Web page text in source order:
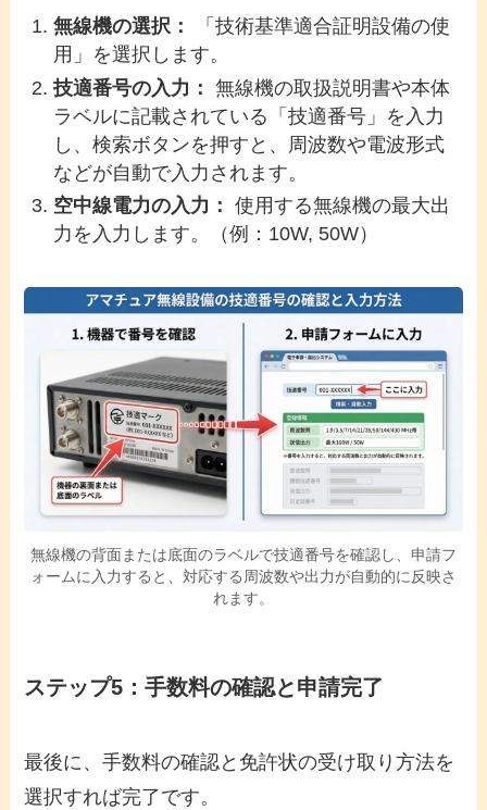
無線機の選択：
「技術基準適合証明設備の使
用」を選択します。
技適番号の入力： 無線機の取扱説明書や本体
ラベルに記載されている「技適番号」を入力
し、検索ボタンを押すと、周波数や電波形式
などが自動で入力されます。
空中線電力の入力： 使用する無線機の最大出
力を入力します。（例：10W, 50W）
無線機の背面または底面のラベルで技適番号を確認し、申請フ
ォームに入力すると、対応する周波数や出力が自動的に反映さ
れます。
ステップ5：手数料の確認と申請完了
最後に、手数料の確認と免許状の受け取り方法を
選択すれば完了です。